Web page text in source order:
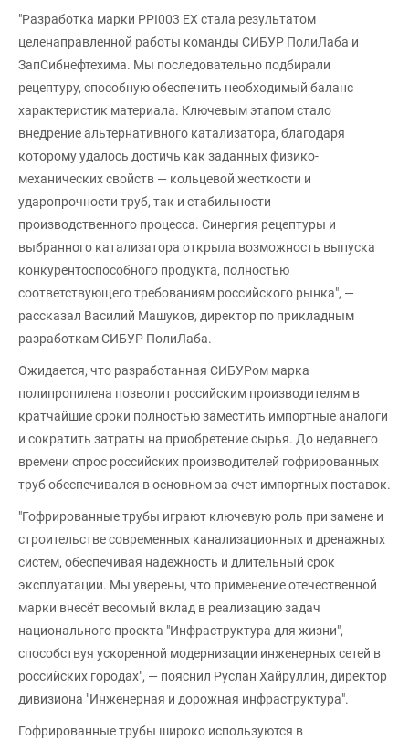
"Разработка марки PPI003 EX стала результатом
целенаправленной работы команды СИБУР ПолиЛаба и
ЗапСибнефтехима. Мы последовательно подбирали
рецептуру, способную обеспечить необходимый баланс
характеристик материала. Ключевым этапом стало
внедрение альтернативного катализатора, благодаря
которому удалось достичь как заданных физико-
механических свойств — кольцевой жесткости и
ударопрочности труб, так и стабильности
производственного процесса. Синергия рецептуры и
выбранного катализатора открыла возможность выпуска
конкурентоспособного продукта, полностью
соответствующего требованиям российского рынка", —
рассказал Василий Машуков, директор по прикладным
разработкам СИБУР ПолиЛаба.
Ожидается, что разработанная СИБУРом марка
полипропилена позволит российским производителям в
кратчайшие сроки полностью заместить импортные аналоги
и сократить затраты на приобретение сырья. До недавнего
времени спрос российских производителей гофрированных
труб обеспечивался в основном за счет импортных поставок.
"Гофрированные трубы играют ключевую роль при замене и
строительстве современных канализационных и дренажных
систем, обеспечивая надежность и длительный срок
эксплуатации. Мы уверены, что применение отечественной
марки внесёт весомый вклад в реализацию задач
национального проекта "Инфраструктура для жизни",
способствуя ускоренной модернизации инженерных сетей в
российских городах", — пояснил Руслан Хайруллин, директор
дивизиона "Инженерная и дорожная инфраструктура".
Гофрированные трубы широко используются в